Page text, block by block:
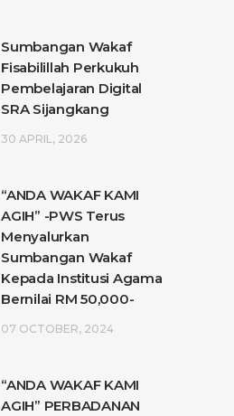
Sumbangan Wakaf
Fisabilillah Perkukuh
Pembelajaran Digital
SRA Sijangkang
30 APRIL, 2026
“ANDA WAKAF KAMI
AGIH” -PWS Terus
Menyalurkan
Sumbangan Wakaf
Kepada Institusi Agama
Bernilai RM 50,000-
07 OCTOBER, 2024
“ANDA WAKAF KAMI
AGIH” PERBADANAN